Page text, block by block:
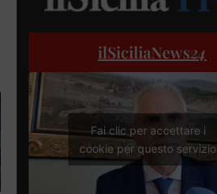
ilSiciliaNews24
Fai clic per accettare i
cookie per questo servizio